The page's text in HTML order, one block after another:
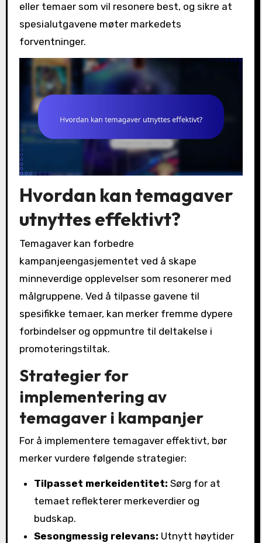
eller temaer som vil resonere best, og sikre at
spesialutgavene møter markedets
forventninger.
Hvordan kan temagaver
utnyttes effektivt?
Temagaver kan forbedre
kampanjeengasjementet ved å skape
minneverdige opplevelser som resonerer med
målgruppene. Ved å tilpasse gavene til
spesifikke temaer, kan merker fremme dypere
forbindelser og oppmuntre til deltakelse i
promoteringstiltak.
Strategier for
implementering av
temagaver i kampanjer
For å implementere temagaver effektivt, bør
merker vurdere følgende strategier:
Tilpasset merkeidentitet: Sørg for at
temaet reflekterer merkeverdier og
budskap.
Sesongmessig relevans: Utnytt høytider